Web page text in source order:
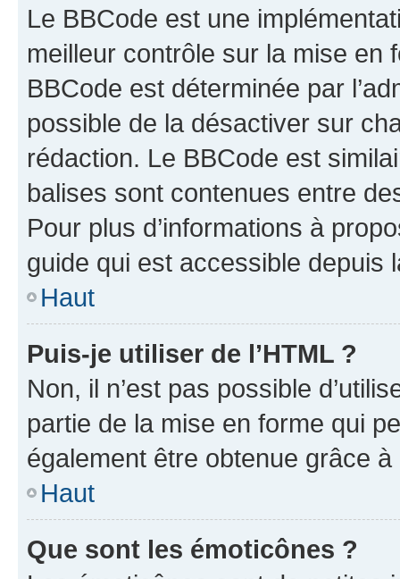
Le BBCode est une
meilleur contrôle sur la mise en
BBCode est déterminée par
possible de la désactiver sur
rédaction. Le BBCode est
balises sont contenues entre
Pour plus d’informations à
guide qui est accessible depuis
Haut
Puis-je utiliser de l’HTML ?
Non, il n’est pas possible
partie de la mise en forme qui
également être obtenue grâce à
Haut
Que sont les émoticônes ?